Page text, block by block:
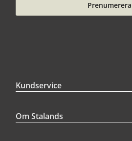
Prenumerera
Kundservice
Om Stalands